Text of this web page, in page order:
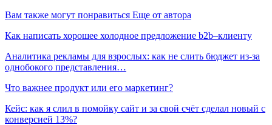
Вам также могут понравиться Еще от автора
Как написать хорошее холодное предложение b2b–клиенту
Аналитика рекламы для взрослых: как не слить бюджет из-за
однобокого представления…
Что важнее продукт или его маркетинг?
Кейс: как я слил в помойку сайт и за свой счёт сделал новый с
конверсией 13%?